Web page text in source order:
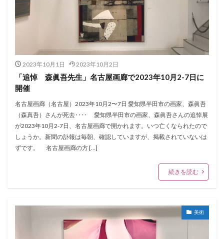
2023年10月1日 2023年10月2日
「追悼 森眞吾先生」名古屋画廊で2023年10月2-7日に
開催
名古屋画廊（名古屋）2023年10月2〜7日 愛知県半田市の画家、森眞吾
（森真吾）さんが死去‥‥ 愛知県半田市の画家、森眞吾さんの追悼展
が2023年10月2-7日、名古屋画廊で開かれます。いつ亡くなられたので
しょうか。新聞の訃報は毎朝、確認していますが、掲載されていないは
ずです。 名古屋画廊の方 […]
続きを読む
美術